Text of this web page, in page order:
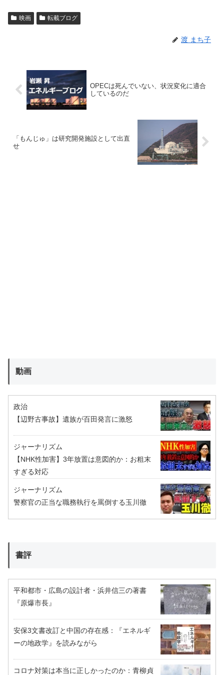
映画 転載ブログ
渡 まち子
OPECは死んでいない、状況変化に適合
しているのだ
「もんじゅ」は研究開発施設として出直
せ
動画
政治
【辺野古事故】遺族が百田発言に激怒
ジャーナリズム
【NHK性加害】3年放置は意図的か：お粗末
すぎる対応
ジャーナリズム
警察官の正当な職務執行を罵倒する玉川徹
書評
平和都市・広島の設計者・浜井信三の著書
『原爆市長』
安保3文書改訂と中国の存在感：『エネルギ
ーの地政学』を読みながら
コロナ対策は本当に正しかったのか：青柳貞